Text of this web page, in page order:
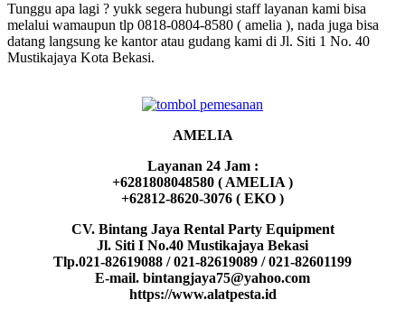
Tunggu apa lagi ? yukk segera hubungi staff layanan kami bisa
melalui wamaupun tlp 0818-0804-8580 ( amelia ), nada juga bisa
datang langsung ke kantor atau gudang kami di Jl. Siti 1 No. 40
Mustikajaya Kota Bekasi.
AMELIA
Layanan 24 Jam :
+6281808048580 ( AMELIA )
+62812-8620-3076 ( EKO )
CV. Bintang Jaya Rental Party Equipment
Jl. Siti I No.40 Mustikajaya Bekasi
Tlp.021-82619088 / 021-82619089 / 021-82601199
E-mail. bintangjaya75@yahoo.com
https://www.alatpesta.id